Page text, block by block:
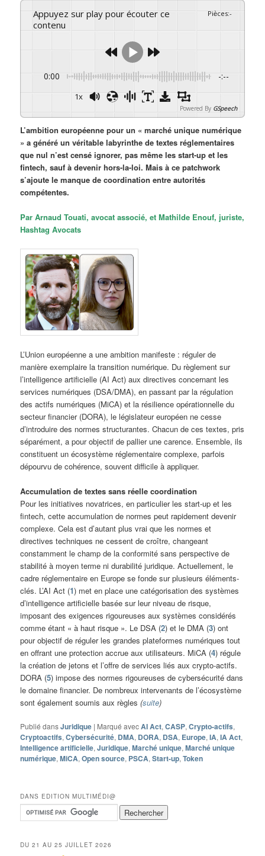
Appuyez sur play pour écouter ce
contenu
Pièces:-
0:00 -:--
1x
Powered By GSpeech
L’ambition européenne pour un « marché unique numérique
» a généré un véritable labyrinthe de textes réglementaires
que nul n’est censé ignorer, pas même les start-up et les
fintech, sauf à devenir hors-la-loi. Mais à ce patchwork
s’ajoute le manque de coordination entre autorités
compétentes.
Par Arnaud Touati, avocat associé, et Mathilde Enouf, juriste,
Hashtag Avocats
L’Union européenne a une ambition manifeste : réguler de
manière exemplaire la transition numérique. Du règlement sur
l’intelligence artificielle (AI Act) aux directives concernant les
services numériques (DSA/DMA), en passant par la régulation
des actifs numériques (MiCA) et la résilience opérationnelle du
secteur financier (DORA), le législateur européen ne cesse
d’introduire des normes structurantes. Chacun de ces textes, pris
séparément, a pour objectif de pallier une carence. Ensemble, ils
constituent un écosystème réglementaire complexe, parfois
dépourvu de cohérence, souvent difficile à appliquer.
Accumulation de textes sans réelle coordination
Pour les initiatives novatrices, en particulier les start-up et les
fintech, cette accumulation de normes peut rapidement devenir
complexe. Cela est d’autant plus vrai que les normes et
directives techniques ne cessent de croître, changeant
constamment le champ de la conformité sans perspective de
stabilité à moyen terme ni durabilité juridique. Actuellement, le
cadre réglementaire en Europe se fonde sur plusieurs éléments-
clés. L’AI Act (1) met en place une catégorisation des systèmes
d’intelligence artificielle basée sur leur niveau de risque,
imposant des exigences rigoureuses aux systèmes considérés
comme étant « à haut risque ». Le DSA (2) et le DMA (3) ont
pour objectif de réguler les grandes plateformes numériques tout
en offrant une protection accrue aux utilisateurs. MiCA (4) régule
la création de jetons et l’offre de services liés aux crypto-actifs.
DORA (5) impose des normes rigoureuses de cybersécurité dans
le domaine financier. De nombreux intervenants de l’écosystème
sont également soumis aux règles(suite)
Publié dansJuridique | Marqué avecAI Act,CASP,Crypto-actifs,
Cryptoactifs,Cybersécurité, DMA, DORA, DSA, Europe,IA,IA Act,
Intelligence artificielle,Juridique,Marché unique,Marché unique
numérique,MiCA,Open source, PSCA,Start-up,Token
DANS EDITION MULTIMÉDI@
DU 21 AU 25 JUILLET 2026